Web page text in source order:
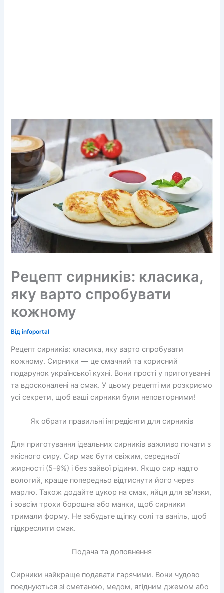
Рецепт сирників: класика,
яку варто спробувати
кожному
Відinfoportal
Рецепт сирників: класика, яку варто спробувати
кожному. Сирники — це смачний та корисний
подарунок української кухні. Вони прості у приготуванні
та вдосконалені на смак. У цьому рецепті ми розкриємо
усі секрети, щоб ваші сирники були неповторними!
Як обрати правильні інгредієнти для сирників
Для приготування ідеальних сирників важливо почати з
якісного сиру. Сир має бути свіжим, середньої
жирності (5–9%) і без зайвої рідини. Якщо сир надто
вологий, краще попередньо відтиснути його через
марлю. Також додайте цукор на смак, яйця для зв’язки,
і зовсім трохи борошна або манки, щоб сирники
тримали форму. Не забудьте щіпку солі та ваніль, щоб
підкреслити смак.
Подача та доповнення
Сирники найкраще подавати гарячими. Вони чудово
поєднуються зі сметаною, медом, ягідним джемом або